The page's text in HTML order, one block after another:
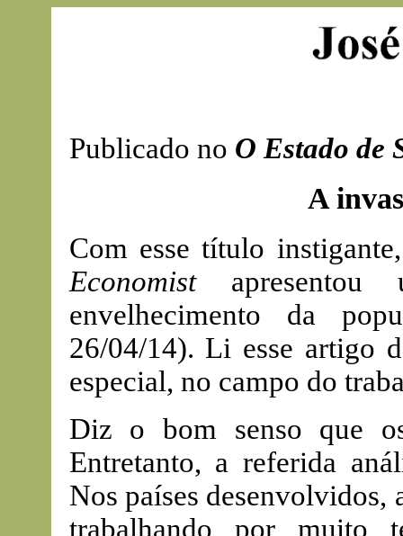
Publicado no O Estado de
A
Com esse título
Economistapresentou
envelhecimento da
26/04/14). Li esse artigo
especial, no campo do
Diz o bom senso que
Entretanto, a referida
Nos países desenvolvidos,
trabalhando por muito